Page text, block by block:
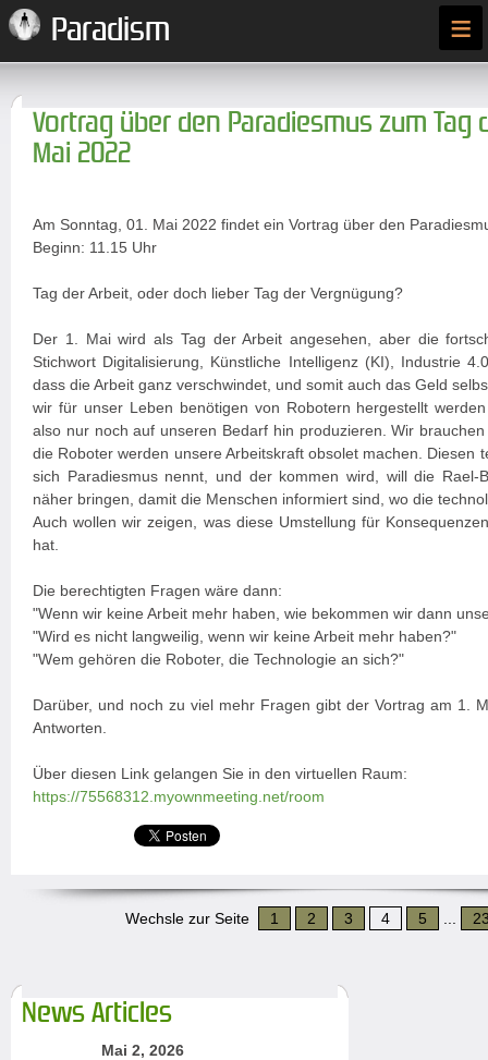
Paradism ≡
Vortrag über den Paradiesmus zum Tag
Mai 2022
Am Sonntag, 01. Mai 2022 findet ein Vortrag über den
Beginn: 11.15 Uhr
Tag der Arbeit, oder doch lieber Tag der Vergnügung?
Der 1. Mai wird als Tag der Arbeit angesehen, aber die
Stichwort Digitalisierung, Künstliche Intelligenz (KI), Industrie
dass die Arbeit ganz verschwindet, und somit auch das Geld
wir für unser Leben benötigen von Robotern hergestellt
also nur noch auf unseren Bedarf hin produzieren. Wir
die Roboter werden unsere Arbeitskraft obsolet machen. Diesen
sich Paradiesmus nennt, und der kommen wird, will die Rael-
näher bringen, damit die Menschen informiert sind, wo die
Auch wollen wir zeigen, was diese Umstellung für
hat.
Die berechtigten Fragen wäre dann:
"Wenn wir keine Arbeit mehr haben, wie bekommen wir dann
"Wird es nicht langweilig, wenn wir keine Arbeit mehr haben?"
"Wem gehören die Roboter, die Technologie an sich?"
Darüber, und noch zu viel mehr Fragen gibt der Vortrag am 1.
Antworten.
Über diesen Link gelangen Sie in den virtuellen Raum:
https://75568312.myownmeeting.net/room
Wechsle zur Seite 1 2 3 4 5
News Articles
Mai 2, 2026